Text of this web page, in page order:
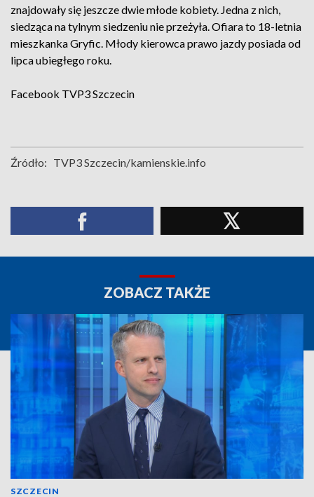
znajdowały się jeszcze dwie młode kobiety. Jedna z nich,
siedząca na tylnym siedzeniu nie przeżyła. Ofiara to 18-letnia
mieszkanka Gryfic. Młody kierowca prawo jazdy posiada od
lipca ubiegłego roku.
Facebook TVP3 Szczecin
Źródło: TVP3 Szczecin/kamienskie.info
ZOBACZ TAKŻE
SZCZECIN